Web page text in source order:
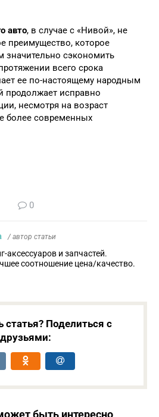
авто, в случае с «Нивой», не
преимущество, которое
значительно сэкономить
всего срока
ее по-настоящему народным
продолжает исправно
несмотря на возраст
более современных
0
/ автор статьи
аксессуаров и запчастей.
соотношение цена/качество.
статья? Поделиться с
друзьями: